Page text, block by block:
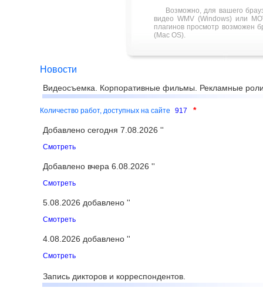
Возможно, для вашего
видео WMV (Windows) или
плагинов просмотр возможен
(Mac OS).
Новости
Видеосъемка. Корпоративные фильмы. Рекламные
Количество работ, доступных на сайте 917 *
Добавлено сегодня 7.08.2026 ''
Смотреть
Добавлено вчера 6.08.2026 ''
Смотреть
5.08.2026 добавлено ''
Смотреть
4.08.2026 добавлено ''
Смотреть
Запись дикторов и корреспондентов.